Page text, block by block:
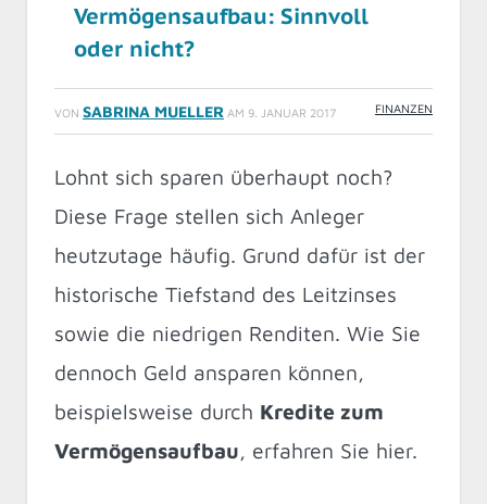
Vermögensaufbau: Sinnvoll
oder nicht?
VON SABRINA MUELLER AM 9. JANUAR 2017 FINANZEN
Lohnt sich sparen überhaupt noch?
Diese Frage stellen sich Anleger
heutzutage häufig. Grund dafür ist der
historische Tiefstand des Leitzinses
sowie die niedrigen Renditen. Wie Sie
dennoch Geld ansparen können,
beispielsweise durch Kredite zum
Vermögensaufbau, erfahren Sie hier.